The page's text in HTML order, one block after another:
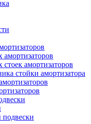
амортизаторов
амортизаторов
стойки амортизатора